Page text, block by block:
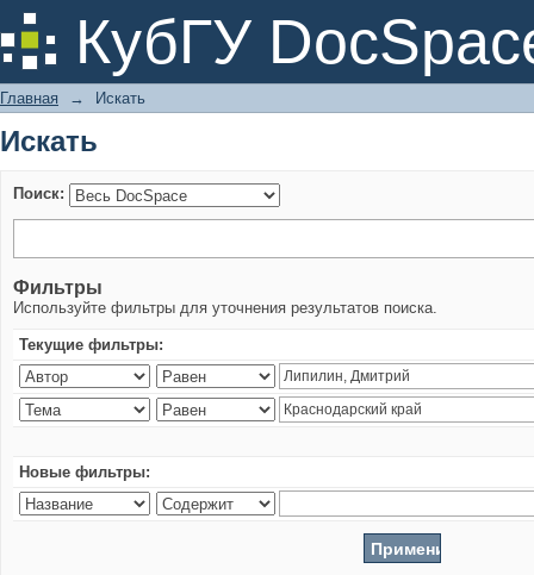
КубГУ
Искать
Главная → Искать
Искать
Поиск:
Фильтры
Используйте фильтры для уточнения результатов поиска.
Текущие фильтры:
Новые фильтры: